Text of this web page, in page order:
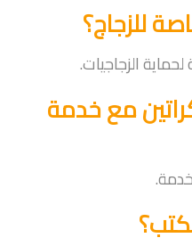
الزجاجيات.
مع خدمة